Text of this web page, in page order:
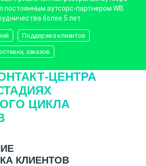
постоянным аутсорс-партнером WB.
более 5 лет.
Поддержка клиентов
заказов
ЦЕНТРА
ЦИКЛА
КЛИЕНТОВ